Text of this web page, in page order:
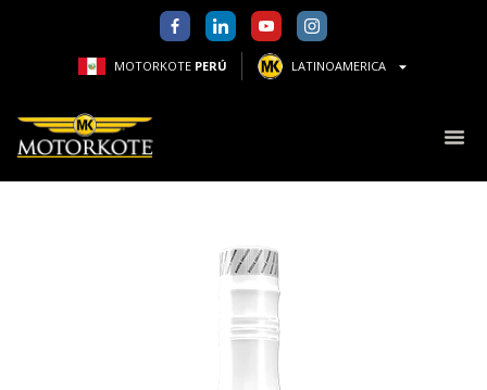
MOTORKOTE PERÚ LATINOAMERICA